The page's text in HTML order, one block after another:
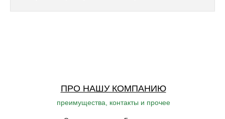
ПРО НАШУ КОМПАНИЮ
преимущества, контакты и прочее